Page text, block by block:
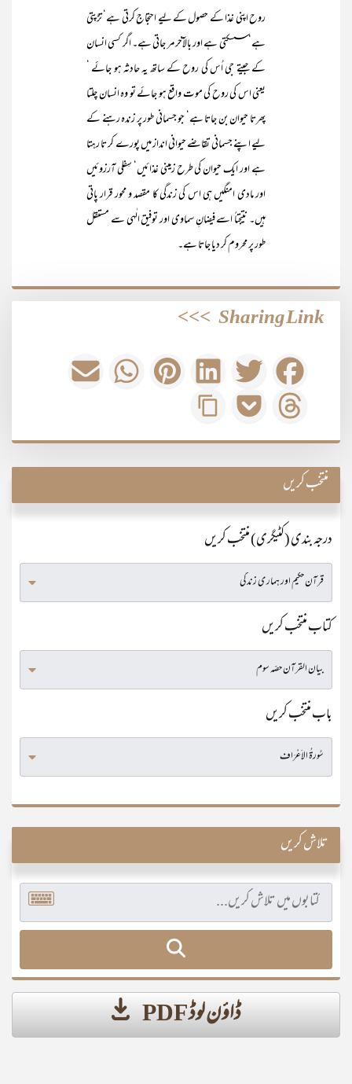
روح اپنی غذا کے حصول کے لیے احتجاج کرتی ہے‘ تڑپتی
ہے‘ سسکتی ہے اور بالآخر مر جاتی ہے۔ اگر کسی انسان
کے جیتے جی اُس کی روح کے ساتھ یہ حادثہ ہو جائے ‘
یعنی اس کی روح کی موت واقع ہو جائے تو وہ انسان چلتا
پھرتا حیوان بن جاتا ہے‘ جو جسمانی طور پر زندہ رہنے کے
لیے اپنے جسمانی تقاضے حیوانی انداز میں پورے کر تا رہتا
ہے اور ایک حیوان کی طرح زمینی غذائیں‘ سِفلی آرزوئیں
اور مادی امنگیں ہی اس کی زندگی کا مقصد و محور قرار پاتی
ہیں۔ نتیجتاً اسے فیضانِ سماوی اور توفیق الٰہی سے مستقل
طور پر محروم کر دیا جاتا ہے۔
Sharing Link
>>>
منتخب کریں
درجہ بندی (کٹیگری) منتخب کریں
کتاب منتخب کریں
باب منتخب کریں
تلاش کریں
ڈاؤن لوڈ PDF